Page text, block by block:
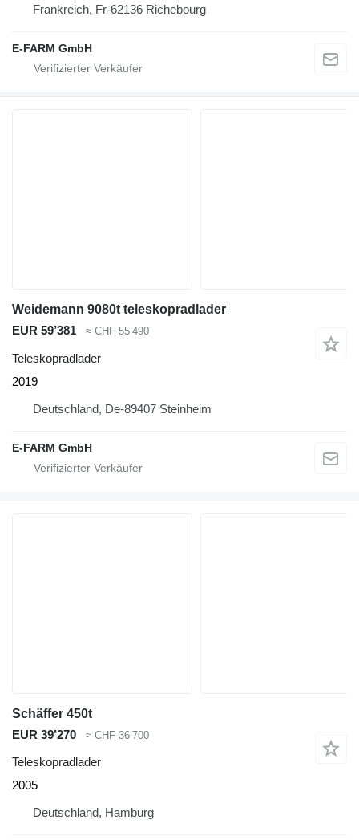
Frankreich, Fr-62136 Richebourg
E-FARM GmbH
Weidemann 9080t teleskopradlader
EUR 59’381
≈ CHF 55’490
Teleskopradlader
2019
Deutschland, De-89407 Steinheim
E-FARM GmbH
Schäffer 450t
EUR 39’270
≈ CHF 36’700
Teleskopradlader
2005
Deutschland, Hamburg